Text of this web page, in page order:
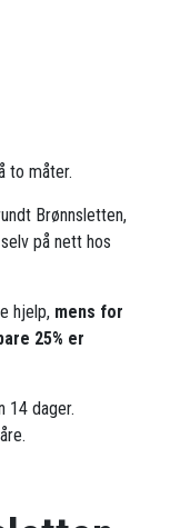
to måter.
Brønnsletten,
på nett hos
hjelp, mens for
25% er
14 dager.